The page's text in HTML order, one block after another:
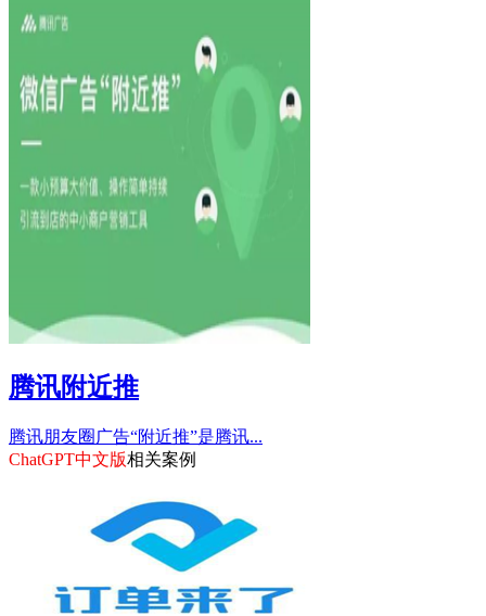
腾讯附近推
腾讯朋友圈广告“附近推”是腾讯...
ChatGPT中文版相关案例